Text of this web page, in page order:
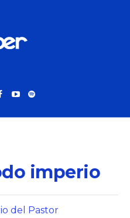
imperio
del Pastor